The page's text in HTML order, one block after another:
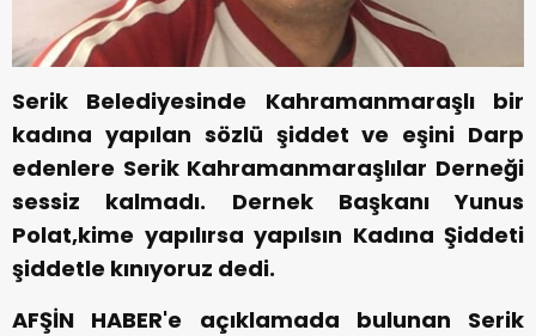
Serik Belediyesinde Kahramanmaraşlı bir
kadına yapılan sözlü şiddet ve eşini Darp
edenlere Serik Kahramanmaraşlılar Derneği
sessiz kalmadı. Dernek Başkanı Yunus
Polat,kime yapılırsa yapılsın Kadına Şiddeti
şiddetle kınıyoruz dedi.
AFŞİN HABER'e açıklamada bulunan Serik